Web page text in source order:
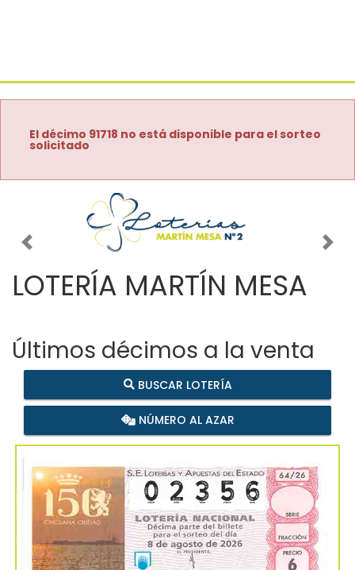
El décimo 91718 no está disponible para el sorteo
solicitado
Imagen anterior
LOTERÍA MARTÍN MESA
Últimos décimos a la venta
BUSCAR LOTERÍA
NÚMERO AL AZAR